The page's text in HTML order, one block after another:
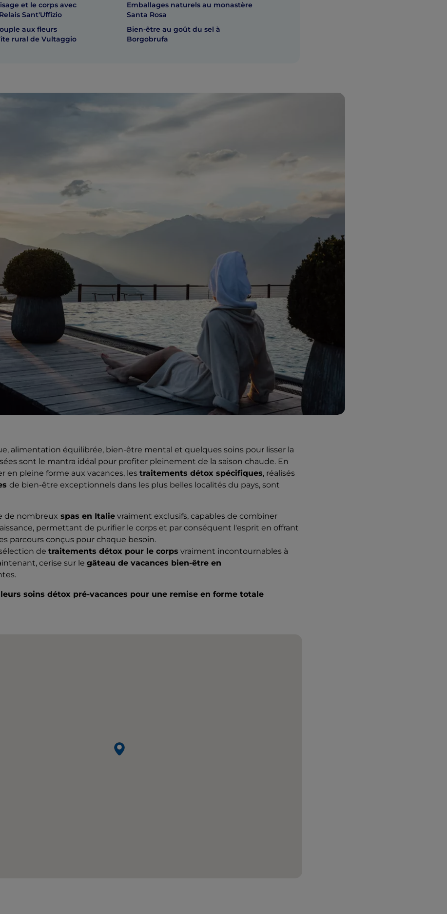
et le corps avec
Sant'Uffizio
aux fleurs
rural de Vultaggio
Emballages naturels au monastère
Santa Rosa
Bien-être au goût du sel à
Borgobrufa
alimentation équilibrée, bien-être mental et quelques soins pour lisser la
sont le mantra idéal pour profiter pleinement de la saison chaude. En
en pleine forme aux vacances, les traitements détox spécifiques, réalisés
de bien-être exceptionnels dans les plus belles localités du pays, sont
de nombreux spas en Italie vraiment exclusifs, capables de combiner
permettant de purifier le corps et par conséquent l'esprit en offrant
parcours conçus pour chaque besoin.
de traitements détox pour le corps vraiment incontournables à
cerise sur le gâteau de vacances bien-être en
soins détox pré-vacances pour une remise en forme totale